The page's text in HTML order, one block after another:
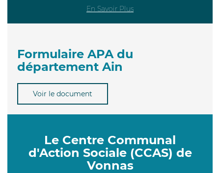
En Savoir Plus
Formulaire APA du
département Ain
Voir le document
Le Centre Communal
d'Action Sociale (CCAS) de
Vonnas